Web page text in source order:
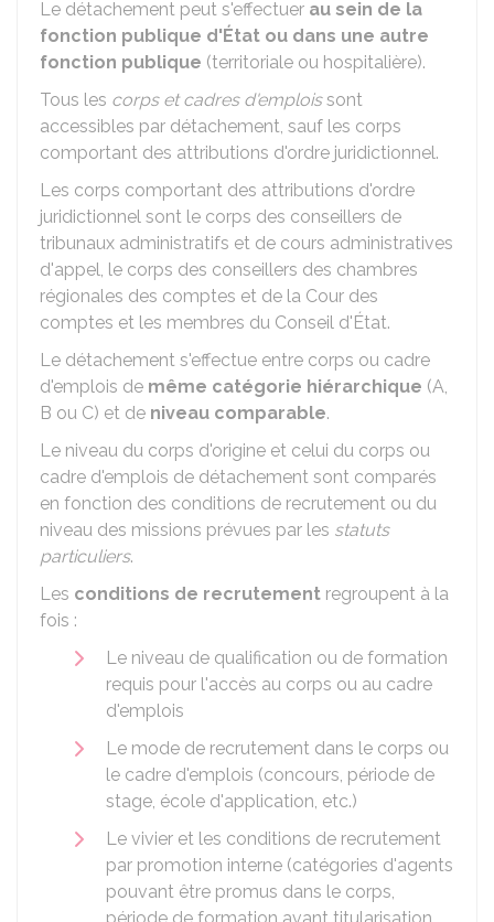
Le détachement peut s'effectuer au sein de la
fonction publique d'État ou dans une autre
fonction publique (territoriale ou hospitalière).
Tous les corps et cadres d'emploissont
accessibles par détachement, sauf les corps
comportant des attributions d'ordre juridictionnel.
Les corps comportant des attributions d'ordre
juridictionnel sont le corps des conseillers de
tribunaux administratifs et de cours administratives
d'appel, le corps des conseillers des chambres
régionales des comptes et de la Cour des
comptes et les membres du Conseil d'État.
Le détachement s'effectue entre corps ou cadre
d'emplois de même catégorie hiérarchique (A,
B ou C) et de niveau comparable.
Le niveau du corps d'origine et celui du corps ou
cadre d'emplois de détachement sont comparés
en fonction des conditions de recrutement ou du
niveau des missions prévues par les statuts
particuliers.
Les conditions de recrutement regroupent à la
fois :
Le niveau de qualification ou de formation
requis pour l'accès au corps ou au cadre
d'emplois
Le mode de recrutement dans le corps ou
le cadre d'emplois (concours, période de
stage, école d'application, etc.)
Le vivier et les conditions de recrutement
par promotion interne (catégories d'agents
pouvant être promus dans le corps,